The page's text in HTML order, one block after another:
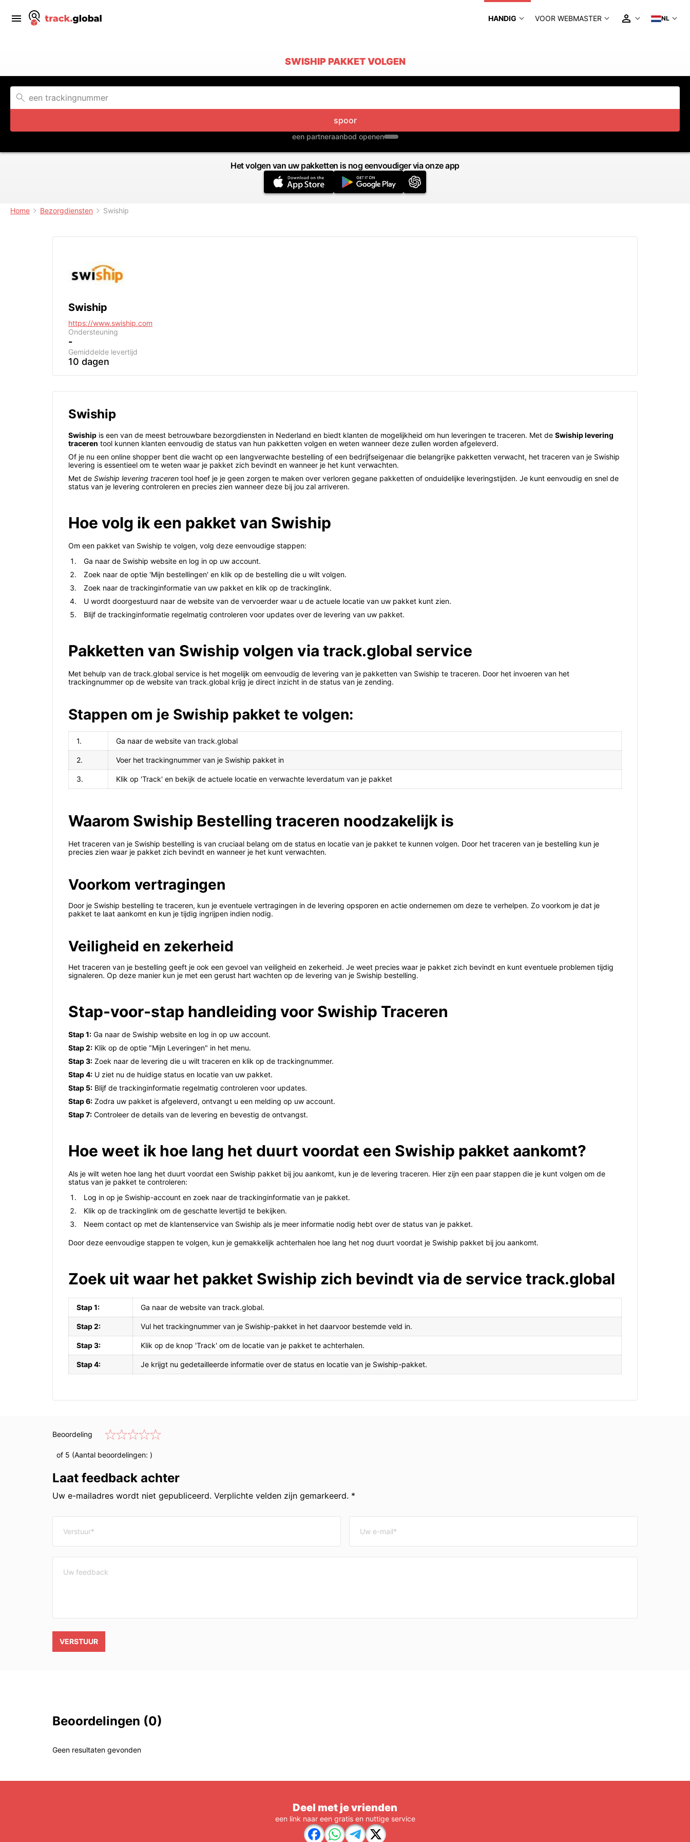
HANDIG VOOR WEBMASTER NL
SWISHIP PAKKET VOLGEN
spoor
een partneraanbod openen
Het volgen van uw pakketten is nog eenvoudiger via onze app
Home Bezorgdiensten Swiship
Swiship
https://www.swiship.com
Ondersteuning
-
Gemiddelde levertijd
10 dagen
Swiship
Swiship is een van de meest betrouwbare bezorgdiensten in Nederland en biedt klanten de mogelijkheid om hun leveringen te traceren. Met de Swiship levering
traceren tool kunnen klanten eenvoudig de status van hun pakketten volgen en weten wanneer deze zullen worden afgeleverd.
Of je nu een online shopper bent die wacht op een langverwachte bestelling of een bedrijfseigenaar die belangrijke pakketten verwacht, het traceren van je Swiship
levering is essentieel om te weten waar je pakket zich bevindt en wanneer je het kunt verwachten.
Met de Swiship levering traceren tool hoef je je geen zorgen te maken over verloren gegane pakketten of onduidelijke leveringstijden. Je kunt eenvoudig en snel de
status van je levering controleren en precies zien wanneer deze bij jou zal arriveren.
Hoe volg ik een pakket van Swiship
Om een pakket van Swiship te volgen, volg deze eenvoudige stappen:
Ga naar de Swiship website en log in op uw account.
Zoek naar de optie 'Mijn bestellingen' en klik op de bestelling die u wilt volgen.
Zoek naar de trackinginformatie van uw pakket en klik op de trackinglink.
U wordt doorgestuurd naar de website van de vervoerder waar u de actuele locatie van uw pakket kunt zien.
Blijf de trackinginformatie regelmatig controleren voor updates over de levering van uw pakket.
Pakketten van Swiship volgen via track.global service
Met behulp van de track.global service is het mogelijk om eenvoudig de levering van je pakketten van Swiship te traceren. Door het invoeren van het
trackingnummer op de website van track.global krijg je direct inzicht in de status van je zending.
Stappen om je Swiship pakket te volgen:
1. Ga naar de website van track.global
2. Voer het trackingnummer van je Swiship pakket in
3. Klik op 'Track' en bekijk de actuele locatie en verwachte leverdatum van je pakket
Waarom Swiship Bestelling traceren noodzakelijk is
Het traceren van je Swiship bestelling is van cruciaal belang om de status en locatie van je pakket te kunnen volgen. Door het traceren van je bestelling kun je
precies zien waar je pakket zich bevindt en wanneer je het kunt verwachten.
Voorkom vertragingen
Door je Swiship bestelling te traceren, kun je eventuele vertragingen in de levering opsporen en actie ondernemen om deze te verhelpen. Zo voorkom je dat je
pakket te laat aankomt en kun je tijdig ingrijpen indien nodig.
Veiligheid en zekerheid
Het traceren van je bestelling geeft je ook een gevoel van veiligheid en zekerheid. Je weet precies waar je pakket zich bevindt en kunt eventuele problemen tijdig
signaleren. Op deze manier kun je met een gerust hart wachten op de levering van je Swiship bestelling.
Stap-voor-stap handleiding voor Swiship Traceren
Stap 1: Ga naar de Swiship website en log in op uw account.
Stap 2: Klik op de optie "Mijn Leveringen" in het menu.
Stap 3: Zoek naar de levering die u wilt traceren en klik op de trackingnummer.
Stap 4: U ziet nu de huidige status en locatie van uw pakket.
Stap 5: Blijf de trackinginformatie regelmatig controleren voor updates.
Stap 6: Zodra uw pakket is afgeleverd, ontvangt u een melding op uw account.
Stap 7: Controleer de details van de levering en bevestig de ontvangst.
Hoe weet ik hoe lang het duurt voordat een Swiship pakket aankomt?
Als je wilt weten hoe lang het duurt voordat een Swiship pakket bij jou aankomt, kun je de levering traceren. Hier zijn een paar stappen die je kunt volgen om de
status van je pakket te controleren:
Log in op je Swiship-account en zoek naar de trackinginformatie van je pakket.
Klik op de trackinglink om de geschatte levertijd te bekijken.
Neem contact op met de klantenservice van Swiship als je meer informatie nodig hebt over de status van je pakket.
Door deze eenvoudige stappen te volgen, kun je gemakkelijk achterhalen hoe lang het nog duurt voordat je Swiship pakket bij jou aankomt.
Zoek uit waar het pakket Swiship zich bevindt via de service track.global
Stap 1: Ga naar de website van track.global.
Stap 2: Vul het trackingnummer van je Swiship-pakket in het daarvoor bestemde veld in.
Stap 3: Klik op de knop 'Track' om de locatie van je pakket te achterhalen.
Stap 4: Je krijgt nu gedetailleerde informatie over de status en locatie van je Swiship-pakket.
Beoordeling
of 5 (Aantal beoordelingen: )
Laat feedback achter
Uw e-mailadres wordt niet gepubliceerd. Verplichte velden zijn gemarkeerd. *
VERSTUUR
Beoordelingen (0)
Geen resultaten gevonden
Deel met je vrienden
een link naar een gratis en nuttige service